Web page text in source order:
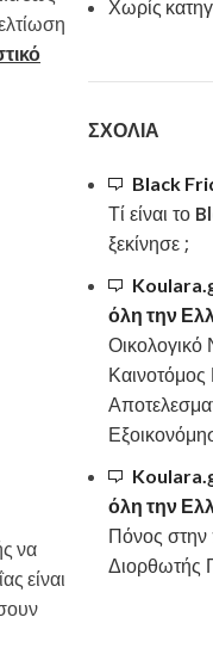
να
είναι
Χωρίς
ΣΧΌΛΙΑ
Black
Τί είναι
ξεκίνησε ;
όλη την
Καινοτόμος
όλη την
Πόνος
Διορθωτής